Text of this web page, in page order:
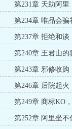
第231章 天助阿里
第234章 唯品会
更）
第237章 拒绝和谈
第240章 王君山的
第243章 邪修收购
第246章 后院起火
第249章 商标KO
第252章 阿里坐不